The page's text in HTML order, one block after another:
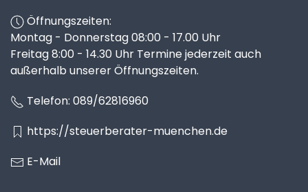
Öffnungszeiten:
Montag - Donnerstag 08:00 - 17.00 Uhr
Freitag 8:00 - 14.30 Uhr Termine jederzeit auch
außerhalb unserer Öffnungszeiten.
Telefon: 089/62816960
https://steuerberater-muenchen.de
E-Mail